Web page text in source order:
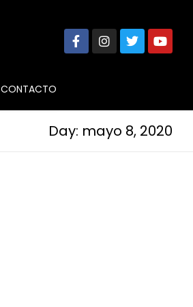
CONTACTO
Day: mayo 8, 2020